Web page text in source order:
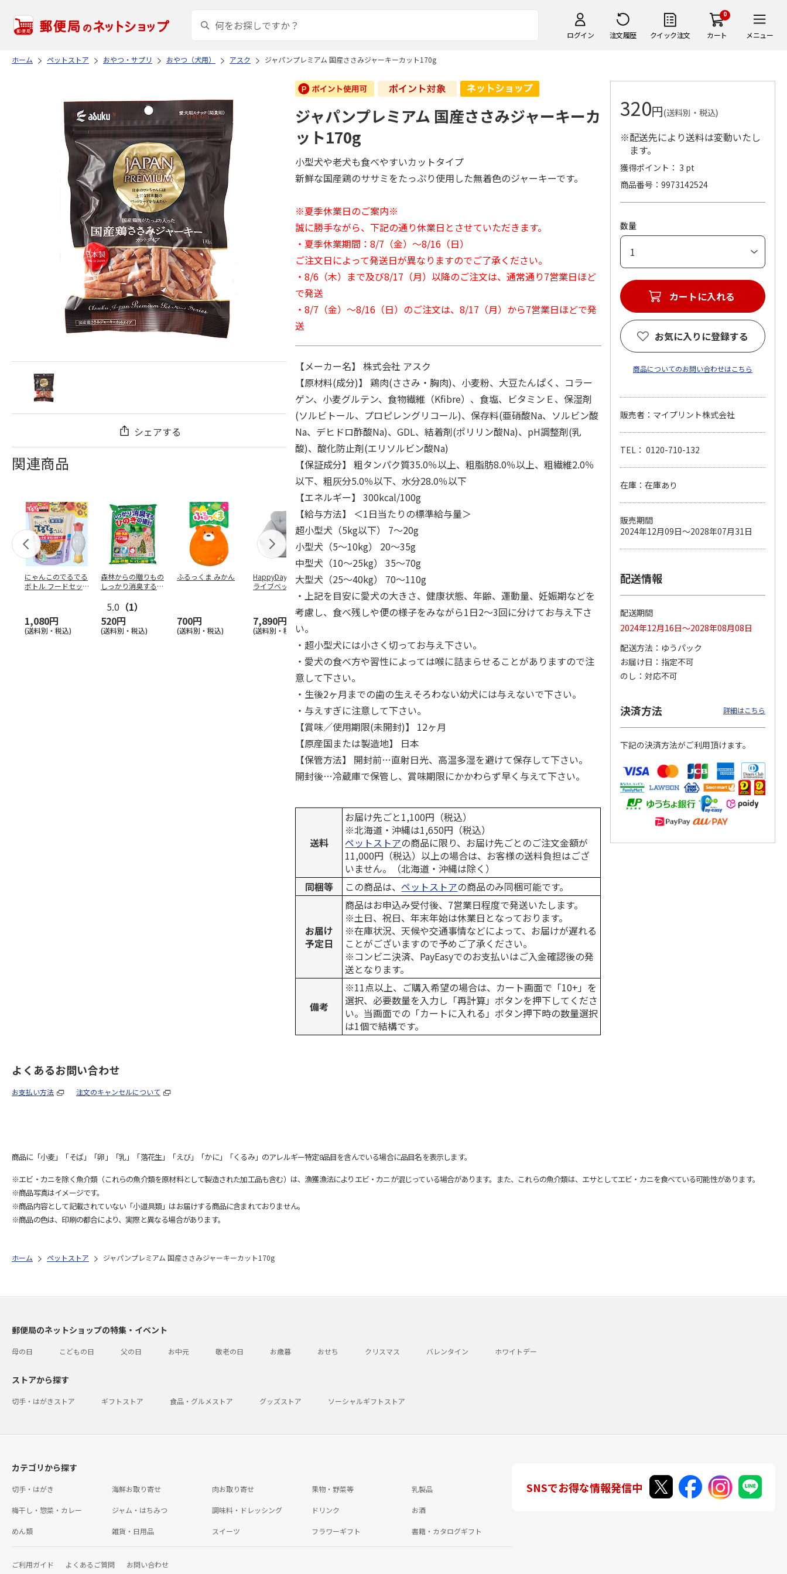
ログイン 注文履歴 クイック注文
0
カート メニュー
ホーム ペットストア おやつ・サプリ おやつ（犬用） アスク ジャパンプレミアム 国産ささみジャーキーカット170g
シェアする
関連商品
にゃんこのでるでる
ボトル フードセッ
1,080円
(送料別・税込)
森林からの贈りもの
しっかり消臭するひ
5.0 （1）
520円
(送料別・税込)
ふるっくま みかん
700円
(送料別・税込)
HappyDays 2wayド
ライブベッド グレ
7,890円
(送料別・税込)
獣医師開発 ニオイ
をとる砂専用 猫ト
イレ ナチュラルグ
1,550円
デオトイレ 飛び散
らない消臭・抗菌サ
ンド 4L
1,320円
ぐるぐるボーン型 S
470円
こ用 まぐろ・かつ
120円
ペット線香 虹のか
なた フルーティフ
ローラルの香り
590円
(送料別・税込)
えBOX とりささ…
380円
(送料別・税込)
ジャパンプレミアム 国産ささみジャーキーカ
ット170g
小型犬や老犬も食べやすいカットタイプ
新鮮な国産鶏のササミをたっぷり使用した無着色のジャーキーです。
※夏季休業日のご案内※
誠に勝手ながら、下記の通り休業日とさせていただきます。
・夏季休業期間：8/7（金）～8/16（日）
ご注文日によって発送日が異なりますのでご了承ください。
・8/6（木）まで及び8/17（月）以降のご注文は、通常通り7営業日ほど
で発送
・8/7（金）～8/16（日）のご注文は、8/17（月）から7営業日ほどで発
送
【メーカー名】 株式会社 アスク
【原材料(成分)】 鶏肉(ささみ・胸肉)、小麦粉、大豆たんぱく、コラー
ゲン、小麦グルテン、食物繊維（Kfibre）、食塩、ビタミンＥ、保湿剤
(ソルビトール、プロピレングリコール)、保存料(亜硝酸Na、ソルビン酸
Na、デヒドロ酢酸Na)、GDL、結着剤(ポリリン酸Na)、pH調整剤(乳
酸)、酸化防止剤(エリソルビン酸Na)
【保証成分】 粗タンパク質35.0％以上、粗脂肪8.0％以上、粗繊維2.0％
以下、粗灰分5.0％以下、水分28.0％以下
【エネルギー】 300kcal/100g
【給与方法】 ＜1日当たりの標準給与量＞
超小型犬（5kg以下） 7～20g
小型犬（5～10kg） 20～35g
中型犬（10～25kg） 35～70g
大型犬（25～40kg） 70～110g
・上記を目安に愛犬の大きさ、健康状態、年齢、運動量、妊娠期などを
考慮し、食べ残しや便の様子をみながら1日2～3回に分けてお与え下さ
い。
・超小型犬には小さく切ってお与え下さい。
・愛犬の食べ方や習性によっては喉に詰まらせることがありますので注
意して下さい。
・生後2ヶ月までの歯の生えそろわない幼犬には与えないで下さい。
・与えすぎに注意して下さい。
【賞味／使用期限(未開封)】 12ヶ月
【原産国または製造地】 日本
【保管方法】 開封前…直射日光、高温多湿を避けて保存して下さい。
開封後…冷蔵庫で保管し、賞味期限にかかわらず早く与えて下さい。
送料
お届け先ごと1,100円（税込）
※北海道・沖縄は1,650円（税込）
ペットストアの商品に限り、お届け先ごとのご注文金額が
11,000円（税込）以上の場合は、お客様の送料負担はござ
いません。（北海道・沖縄は除く）
同梱等
この商品は、ペットストアの商品のみ同梱可能です。
お届け
予定日
商品はお申込み受付後、7営業日程度で発送いたします。
※土日、祝日、年末年始は休業日となっております。
※在庫状況、天候や交通事情などによって、お届けが遅れる
ことがございますので予めご了承ください。
※コンビニ決済、PayEasyでのお支払いはご入金確認後の発
送となります。
備考
※11点以上、ご購入希望の場合は、カート画面で「10+」を
選択、必要数量を入力し「再計算」ボタンを押下してくださ
い。当画面での「カートに入れる」ボタン押下時の数量選択
は1個で結構です。
320円(送料別・税込)
※配送先により送料は変動いたし
ます。
獲得ポイント： 3 pt
商品番号
9973142524
数量
カートに入れる
お気に入りに登録する
商品についてのお問い合わせはこちら
販売者：マイプリント株式会社
TEL： 0120-710-132
在庫：在庫あり
販売期間
2024年12月09日～2028年07月31日
配送情報
配送期間
2024年12月16日～2028年08月08日
配送方法
ゆうパック
お届け日
指定不可
のし
対応不可
決済方法 詳細はこちら
下記の決済方法がご利用頂けます。
よくあるお問い合わせ
お支払い方法 注文のキャンセルについて
商品に「小麦」「そば」「卵」「乳」「落花生」「えび」「かに」「くるみ」のアレルギー特定8品目を含んでいる場合に品目名を表示します。
※エビ・カニを除く魚介類（これらの魚介類を原材料として製造された加工品も含む）は、漁獲漁法によりエビ・カニが混じっている場合があります。また、これらの魚介類は、エサとしてエビ・カニを食べている可能性があります。
※商品写真はイメージです。
※商品内容として記載されていない「小道具類」はお届けする商品に含まれておりません。
※商品の色は、印刷の都合により、実際と異なる場合があります。
ホーム ペットストア ジャパンプレミアム 国産ささみジャーキーカット170g
郵便局のネットショップの特集・イベント
母の日 こどもの日 父の日 お中元 敬老の日 お歳暮 おせち クリスマス バレンタイン ホワイトデー
ストアから探す
切手・はがきストア ギフトストア 食品・グルメストア グッズストア ソーシャルギフトストア
カテゴリから探す
切手・はがき 海鮮お取り寄せ 肉お取り寄せ 果物・野菜等 乳製品
梅干し・惣菜・カレー ジャム・はちみつ 調味料・ドレッシング ドリンク お酒
めん類 雑貨・日用品 スイーツ フラワーギフト 書籍・カタログギフト
ご利用ガイド よくあるご質問 お問い合わせ
SNSでお得な情報発信中